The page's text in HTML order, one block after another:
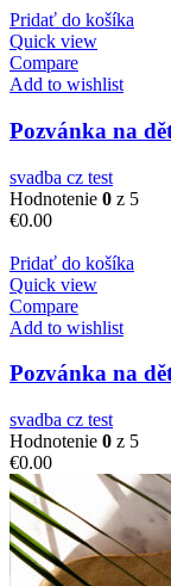
Pridať do košíka
Quick view
Compare
Add to wishlist
Pozvánka na
svadba cz test
Hodnotenie 0 z 5
€0.00
Pridať do košíka
Quick view
Compare
Add to wishlist
Pozvánka na
svadba cz test
Hodnotenie 0 z 5
€0.00